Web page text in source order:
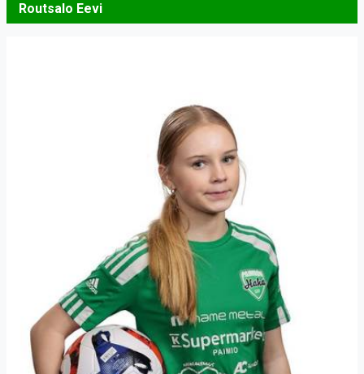
Routsalo Eevi